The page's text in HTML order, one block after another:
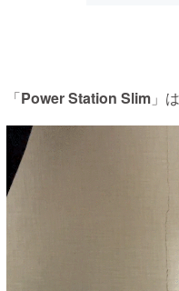
「Power Station Slim 」